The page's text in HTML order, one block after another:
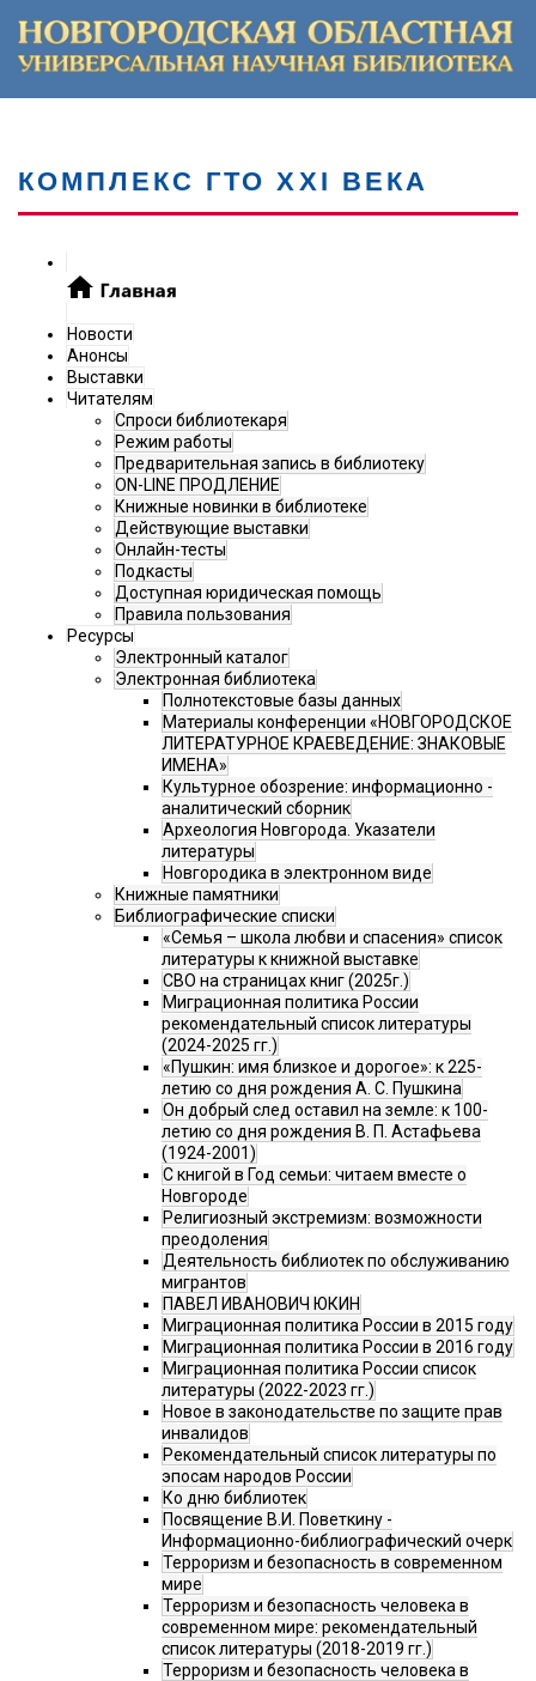
КОМПЛЕКС ГТО XXI ВЕКА
Новости
Анонсы
Выставки
Читателям
Спроси библиотекаря
Режим работы
Предварительная запись в библиотеку
ON-LINE ПРОДЛЕНИЕ
Книжные новинки в библиотеке
Действующие выставки
Онлайн-тесты
Подкасты
Доступная юридическая помощь
Правила пользования
Ресурсы
Электронный каталог
Электронная библиотека
Полнотекстовые базы данных
Материалы конференции «НОВГОРОДСКОЕ
ЛИТЕРАТУРНОЕ КРАЕВЕДЕНИЕ: ЗНАКОВЫЕ
ИМЕНА»
Культурное обозрение: информационно -
аналитический сборник
Археология Новгорода. Указатели
литературы
Новгородика в электронном виде
Книжные памятники
Библиографические списки
«Семья – школа любви и спасения» список
литературы к книжной выставке
СВО на страницах книг (2025г.)
Миграционная политика России
рекомендательный список литературы
(2024-2025 гг.)
«Пушкин: имя близкое и дорогое»: к 225-
летию со дня рождения А. С. Пушкина
Он добрый след оставил на земле: к 100-
летию со дня рождения В. П. Астафьева
(1924-2001)
С книгой в Год семьи: читаем вместе о
Новгороде
Религиозный экстремизм: возможности
преодоления
Деятельность библиотек по обслуживанию
мигрантов
ПАВЕЛ ИВАНОВИЧ ЮКИН
Миграционная политика России в 2015 году
Миграционная политика России в 2016 году
Миграционная политика России список
литературы (2022-2023 гг.)
Новое в законодательстве по защите прав
инвалидов
Рекомендательный список литературы по
эпосам народов России
Ко дню библиотек
Посвящение В.И. Поветкину -
Информационно-библиографический очерк
Терроризм и безопасность в современном
мире
Терроризм и безопасность человека в
современном мире: рекомендательный
список литературы (2018-2019 гг.)
Терроризм и безопасность человека в